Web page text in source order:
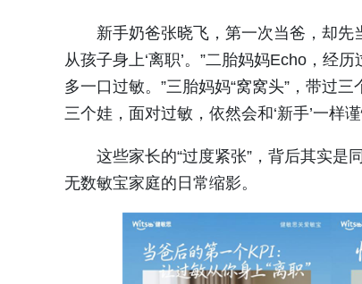
新手奶爸张晓飞，第一次当爸，却先
从孩子身上‘离职’。”二胎妈妈Echo，经
多一口过敏。”三胎妈妈“窝窝头”，带过
三个娃，面对过敏，依然会和‘新手’一样
这些家长的“过度紧张”，背后其实
无数敏宝家庭的日常缩影。